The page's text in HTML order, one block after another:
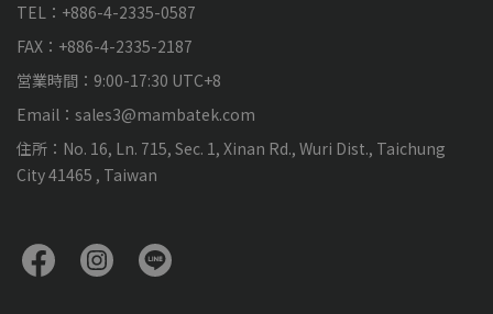
TEL：+886-4-2335-0587
FAX：+886-4-2335-2187
営業時間：9:00-17:30 UTC+8
Email：sales3@mambatek.com
住所：No. 16, Ln. 715, Sec. 1, Xinan Rd., Wuri Dist., Taichung
City 41465 , Taiwan